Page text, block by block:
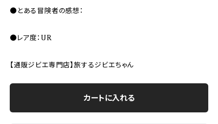
●とある冒険者の感想：
●レア度：UR
【通販ジビエ専門店】旅するジビエちゃん
カートに入れる